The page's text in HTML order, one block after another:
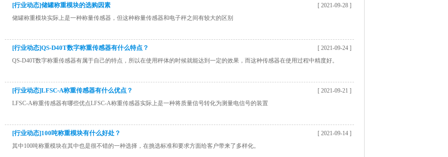
[行业动态]储罐称重模块的选购因素
[ 2021-09-28 ]
储罐称重模块实际上是一种称量传感器，但这种称量传感器和电子秤之间有较大的区别
[行业动态]QS-D40T数字称重传感器有什么特点？
[ 2021-09-24 ]
QS-D40T数字称重传感器有属于自己的特点，所以在使用秤体的时候就能达到一定的效果，而这种传感器在使用过程中精度好。
[行业动态]LFSC-A称重传感器有什么优点？
[ 2021-09-21 ]
LFSC-A称重传感器有哪些优点LFSC-A称重传感器实际上是一种将质量信号转化为测量电信号的装置
[行业动态]100吨称重模块有什么好处？
[ 2021-09-14 ]
其中100吨称重模块​在其中也是很不错的一种选择，在挑选标准和要求方面给客户带来了多样化。